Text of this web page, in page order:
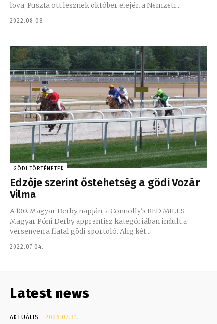
lova, Puszta ott lesznek október elején a Nemzeti...
2022.08.08.
GÖDI TÖRTÉNETEK
Edzője szerint őstehetség a gödi Vozár
Vilma
A 100. Magyar Derby napján, a Connolly's RED MILLS -
Magyar Póni Derby apprentisz kategóriában indult a
versenyen a fiatal gödi sportoló. Alig két...
2022.07.04.
Latest news
AKTUÁLIS 2026.07.31.